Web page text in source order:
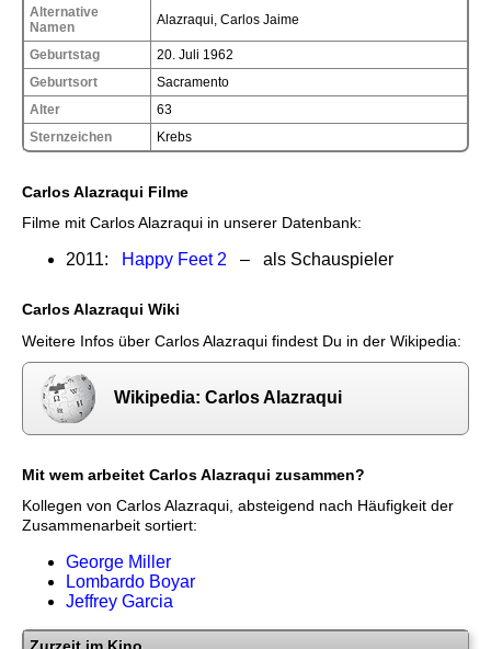
Alternative
Namen
Alazraqui, Carlos Jaime
Geburtstag
20. Juli 1962
Geburtsort
Sacramento
Alter
63
Sternzeichen
Krebs
Carlos Alazraqui Filme
Filme mit Carlos Alazraqui in unserer Datenbank:
2011: Happy Feet 2 – als Schauspieler
Carlos Alazraqui Wiki
Weitere Infos über Carlos Alazraqui findest Du in der Wikipedia:
Wikipedia: Carlos Alazraqui
Mit wem arbeitet Carlos Alazraqui zusammen?
Kollegen von Carlos Alazraqui, absteigend nach Häufigkeit der
Zusammenarbeit sortiert:
George Miller
Lombardo Boyar
Jeffrey Garcia